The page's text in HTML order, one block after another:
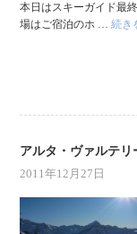
本日はスキーガイド最
場はご宿泊のホ …続き
アルタ・ヴァルテリ
2011年12月27日